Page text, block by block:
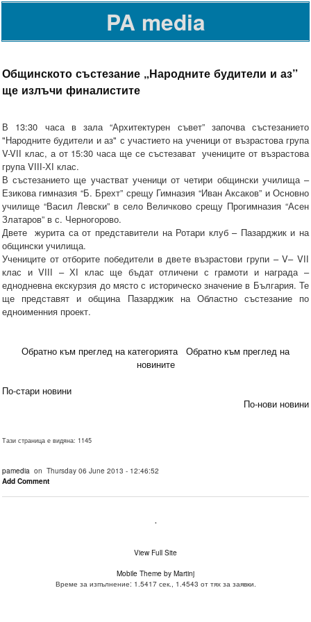
PA media
Общинското състезание „Народните будители и аз”
ще излъчи финалистите
В 13:30 часа в зала “Архитектурен съвет” започва състезанието
"Народните будители и аз" с участието на ученици от възрастова група
V-VІІ клас, а от 15:30 часа ще се състезават учениците от възрастова
група VІІІ-ХІ клас.
В състезанието ще участват ученици от четири общински училища –
Езикова гимназия “Б. Брехт” срещу Гимназия “Иван Аксаков” и Основно
училище “Васил Левски” в село Величково срещу Прогимназия “Асен
Златаров” в с. Черногорово.
Двете журита са от представители на Ротари клуб – Пазарджик и на
общински училища.
Учениците от отборите победители в двете възрастови групи – V– VІІ
клас и VІІІ – ХІ клас ще бъдат отличени с грамоти и награда –
еднодневна екскурзия до място с историческо значение в България. Те
ще представят и община Пазарджик на Областно състезание по
едноименния проект.
Обратно към преглед на категорията
Обратно към преглед на
новините
По-стари новини
По-нови новини
Тази страница е видяна: 1145
pamedia on Thursday 06 June 2013 - 12:46:52
Add Comment
.
View Full Site
Mobile Theme by Martinj
Време за изпълнение: 1.5417 сек., 1.4543 от тях за заявки.